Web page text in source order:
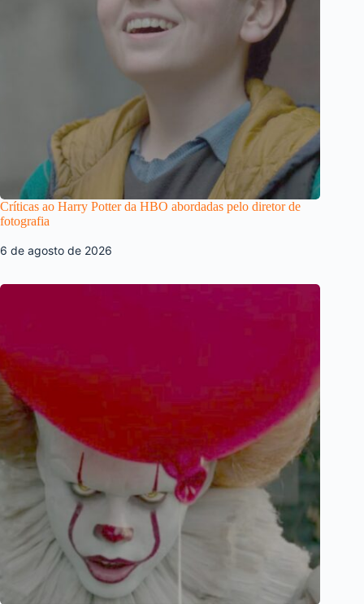
Críticas ao Harry Potter da HBO abordadas pelo diretor de
fotografia
6 de agosto de 2026